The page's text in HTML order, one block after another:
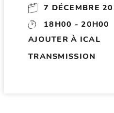
7 DÉCEMBRE
18H00 - 20H00
AJOUTER À ICAL
TRANSMISSION